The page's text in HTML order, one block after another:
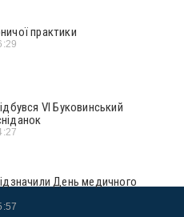
практики
VI Буковинський
День медичного